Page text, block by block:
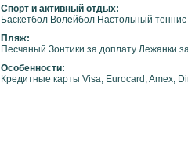
Спорт и активный отдых:
Баскетбол Волейбол Настольный
Пляж:
Песчаный Зонтики за доплату Лежанки
Особенности:
Кредитные карты Visa, Eurocard, Amex,